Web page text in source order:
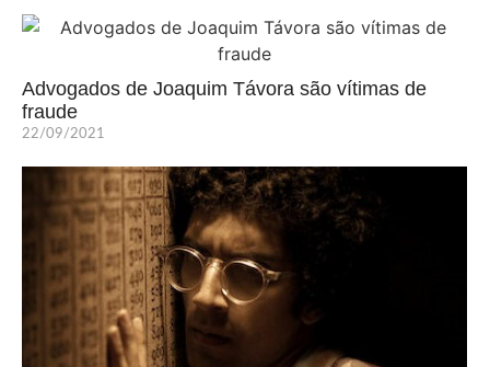
Advogados de Joaquim Távora são vítimas de
fraude
22/09/2021